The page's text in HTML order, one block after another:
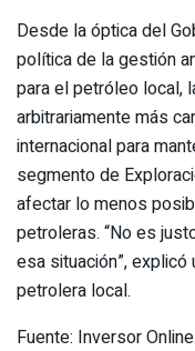
Desde la óptica del
política de la gestión
para el petróleo local,
arbitrariamente más
internacional para
segmento de
afectar lo menos
petroleras. “No es
esa situación”,
petrolera local.
Fuente: Inversor Online.